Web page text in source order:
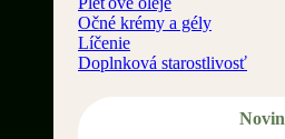
Očné krémy a gély
Líčenie
Doplnková starostlivosť